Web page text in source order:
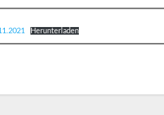
Herunterladen